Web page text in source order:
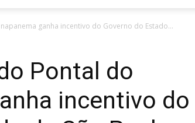
ganha incentivo do Governo do Estado...
Pontal do
incentivo do